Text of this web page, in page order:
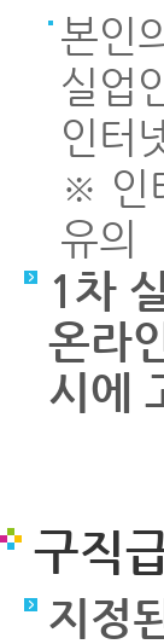
본인
실업
인터
※ 인
유의
1차
온라
시에
구직
지정